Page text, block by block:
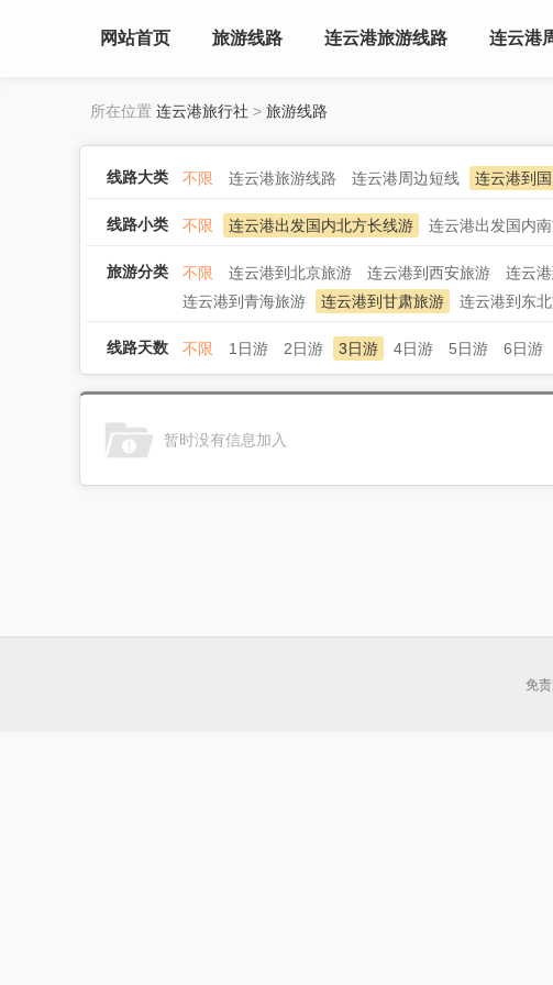
网站首页 旅游线路 连云港旅游线路 连云港
所在位置 连云港旅行社 > 旅游线路
线路大类 不限 连云港旅游线路 连云港周边短线 连云港到
线路小类 不限 连云港出发国内北方长线游 连云港出发国内
旅游分类 不限 连云港到北京旅游 连云港到西安旅游 连云
连云港到青海旅游
连云港到甘肃旅游 连云港到东
线路天数 不限 1日游 2日游 3日游 4日游 5日游 6日游
暂时没有信息加入
免